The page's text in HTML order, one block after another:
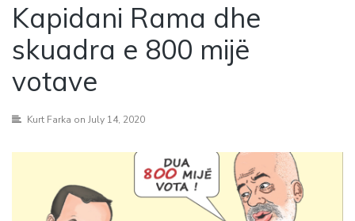
Kapidani Rama dhe
skuadra e 800 mijë
votave
Kurt Farka on July 14, 2020